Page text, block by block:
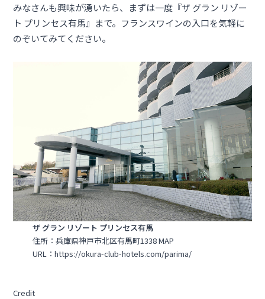
みなさんも興味が湧いたら、まずは一度『ザ グラン リゾー
ト プリンセス有馬』まで。フランスワインの入口を気軽に
のぞいてみてください。
ザ グラン リゾート プリンセス有馬
住所：兵庫県神戸市北区有馬町1338MAP
URL： https://okura-club-hotels.com/parima/
Credit